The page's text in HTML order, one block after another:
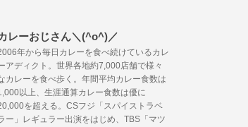
レーおじさん＼(^o^)／
年から毎日カレーを食べ続けているカレ
アディクト。世界各地約7,000店舗で様々
カレーを食べ歩く。年間平均カレー食数は
以上、生涯通算カレー食数は優に
を超える。CSフジ「スパイストラベ
ー」レギュラー出演をはじめ、TBS「マツ